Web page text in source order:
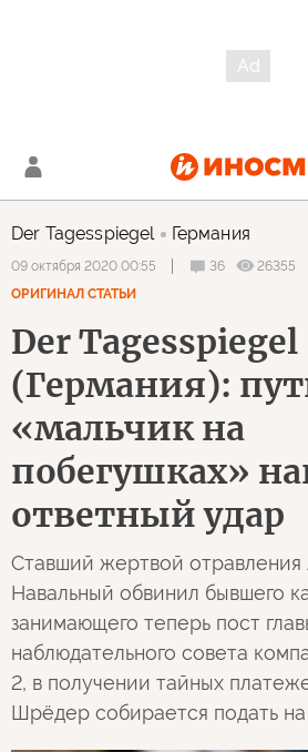
Der Tagesspiegel Германия
09 октября 2020 00:55 36
26355
ОРИГИНАЛ СТАТЬИ
Der Tagesspiegel
(Германия):
«мальчик на
побегушках»
ответный удар
Ставший жертвой отравления
Навальный обвинил бывшего
занимающего теперь пост
наблюдательного совета
2, в получении тайных
Шрёдер собирается подать на